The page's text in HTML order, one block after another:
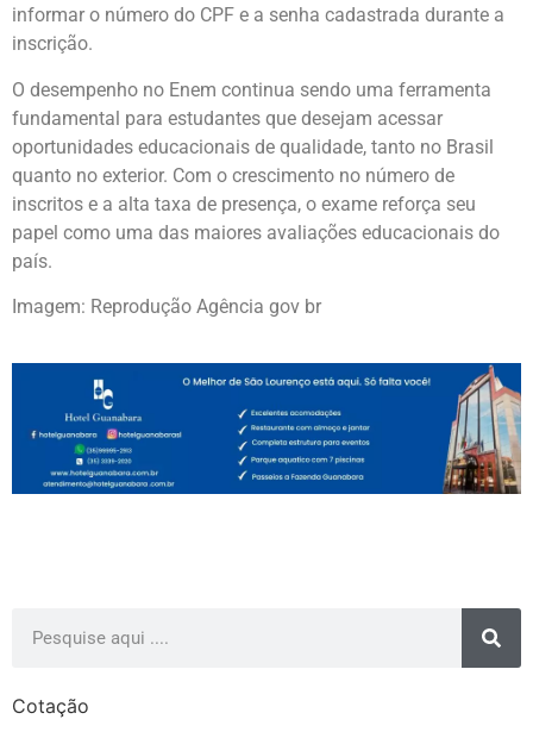
informar o número do CPF e a senha cadastrada durante a
inscrição.
O desempenho no Enem continua sendo uma ferramenta
fundamental para estudantes que desejam acessar
oportunidades educacionais de qualidade, tanto no Brasil
quanto no exterior. Com o crescimento no número de
inscritos e a alta taxa de presença, o exame reforça seu
papel como uma das maiores avaliações educacionais do
país.
Imagem: Reprodução Agência gov br
Cotação